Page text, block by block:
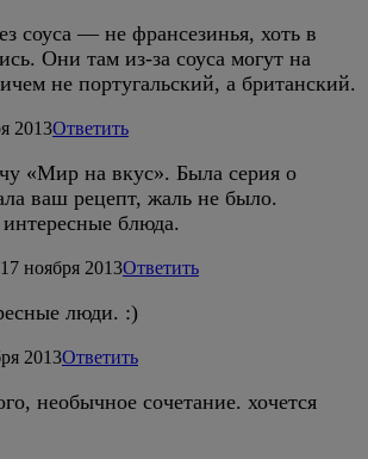
соуса — не франсезинья, хоть в
Они там из-за соуса могут на
не португальский, а британский.
2013Ответить
«Мир на вкус». Была серия о
ваш рецепт, жаль не было.
блюда.
17 ноября 2013Ответить
люди. :)
2013Ответить
необычное сочетание. хочется